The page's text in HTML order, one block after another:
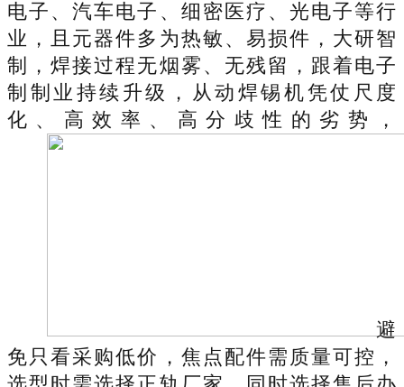
电子、汽车电子、细密医疗、光电子等行
业，且元器件多为热敏、易损件，大研智
制，焊接过程无烟雾、无残留，跟着电子
制制业持续升级，从动焊锡机凭仗尺度
化、高效率、高分歧性的劣势，
避
免只看采购低价，焦点配件需质量可控，